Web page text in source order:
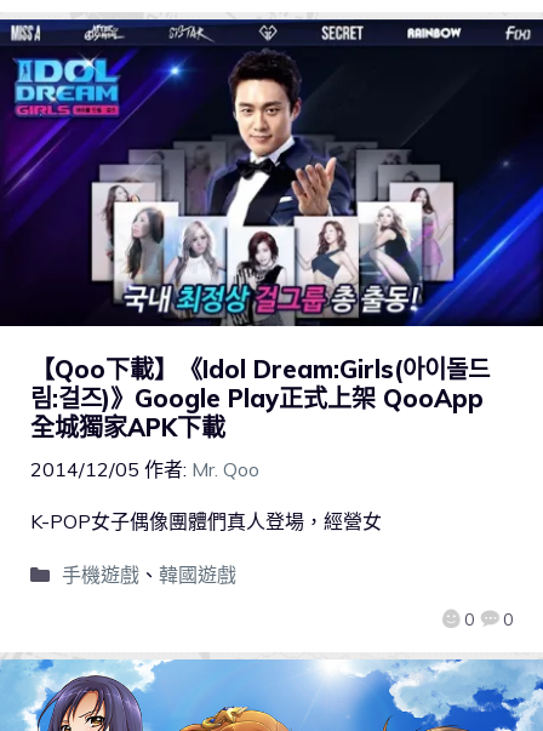
【Qoo下載】《Idol Dream:Girls(아이돌드
림:걸즈)》Google Play正式上架 QooApp
全城獨家APK下載
2014/12/05 作者: Mr. Qoo
0 0
K-POP女子偶像團體們真人登場，經營女
手機遊戲、 韓國遊戲